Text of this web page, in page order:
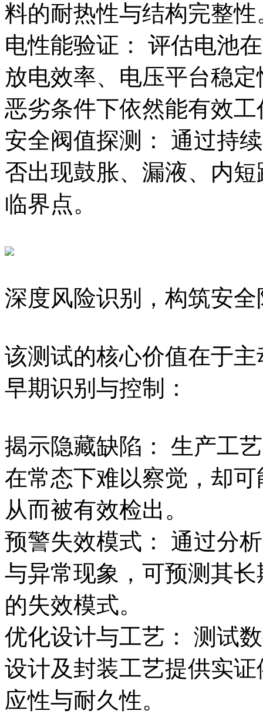
料的耐热性与结构完整性
电性能验证： 评估电池
放电效率、电压平台稳
恶劣条件下依然能有效工
安全阀值探测： 通过持
否出现鼓胀、漏液、内
临界点。
深度风险识别，构筑安全
该测试的核心价值在于
早期识别与控制：
揭示隐藏缺陷： 生产工
在常态下难以察觉，却
从而被有效检出。
预警失效模式： 通过分
与异常现象，可预测其
的失效模式。
优化设计与工艺： 测试
设计及封装工艺提供实
应性与耐久性。